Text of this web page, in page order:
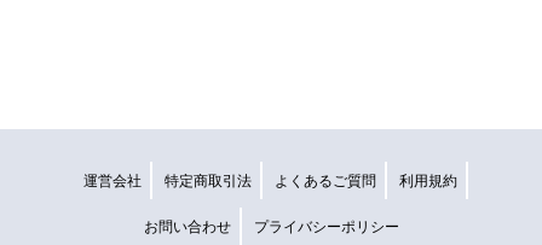
運営会社 特定商取引法 よくあるご質問 利用規約
お問い合わせ プライバシーポリシー